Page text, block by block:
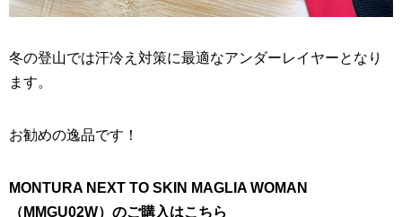
冬の登山では汗冷え対策に最適なアンダーレイヤーとなり
ます。
お勧めの逸品です！
MONTURA NEXT TO SKIN MAGLIA WOMAN
（MMGU02W）のご購入はこちら